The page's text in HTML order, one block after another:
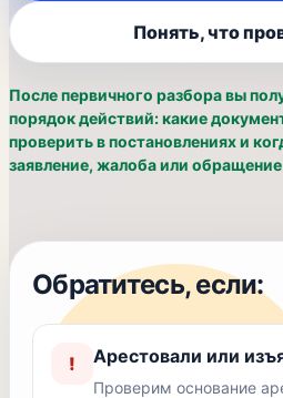
Понять, что
После первичного разбора вы
порядок действий: какие
проверить в постановлениях и
заявление, жалоба или обращение
Обратитесь, если:
! Арестовали или
Проверим основание